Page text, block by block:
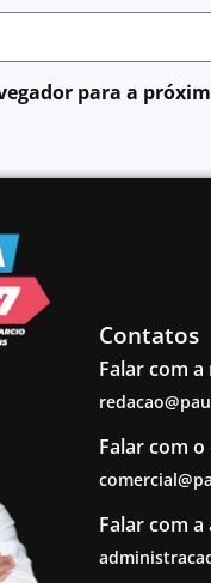
para a
Contatos
Falar com a
Falar com
Falar com